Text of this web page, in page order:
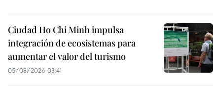
Ciudad Ho Chi Minh impulsa
integración de ecosistemas para
aumentar el valor del turismo
05/08/2026 03:41